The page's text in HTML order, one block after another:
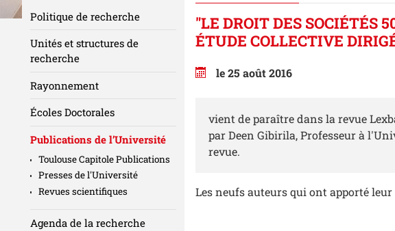
"LE DROIT DES SOCIÉTÉS
ÉTUDE COLLECTIVE
le 25 août 2016
vient de paraître dans la revue
par Deen Gibirila, Professeur à
revue.
Les neufs auteurs qui ont apporté
Politique de recherche
Unités et structures de
recherche
Rayonnement
Écoles Doctorales
Publications de l’Université
Toulouse Capitole Publications
Presses de l'Université
Revues scientifiques
Agenda de la recherche